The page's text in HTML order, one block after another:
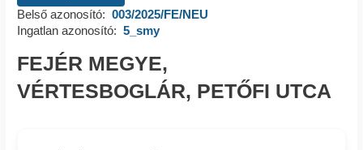
Belső azonosító: 003/2025/FE/NEU
Ingatlan azonosító: 5_smy
FEJÉR MEGYE,
VÉRTESBOGLÁR, PETŐFI UTCA